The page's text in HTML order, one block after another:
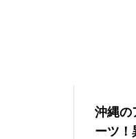
沖縄の
ーツ！